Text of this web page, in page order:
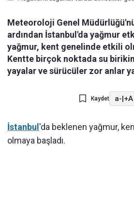
Meteoroloji Genel
ardından İstanbul'da yağmur
yağmur, kent genelinde etkili
Kentte birçok noktada su
yayalar ve sürücüler zor anlar
Kaydet a-|+A
İstanbul 'da beklenen yağmur,
olmaya başladı.